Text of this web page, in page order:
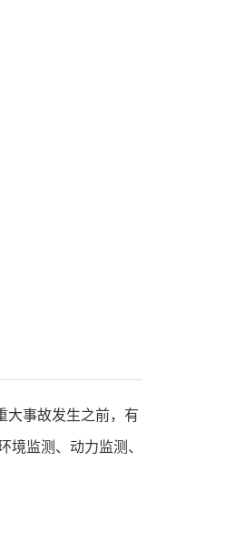
大事故发生之前，有
监测、动力监测、